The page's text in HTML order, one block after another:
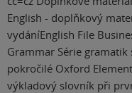
English - doplňkový
vydáníEnglish File
Grammar Série gramatik
pokročilé Oxford
výkladový slovník při